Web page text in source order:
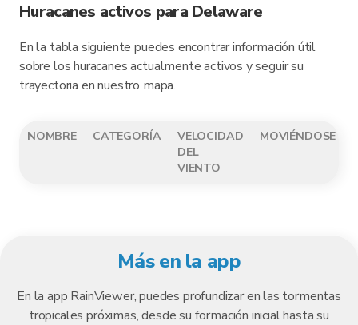
Huracanes activos para Delaware
En la tabla siguiente puedes encontrar información útil
sobre los huracanes actualmente activos y seguir su
trayectoria en nuestro mapa.
NOMBRE CATEGORÍA
VELOCIDAD
DEL
VIENTO
MOVIÉNDOSE
Más en la app
En la app RainViewer, puedes profundizar en las tormentas
tropicales próximas, desde su formación inicial hasta su